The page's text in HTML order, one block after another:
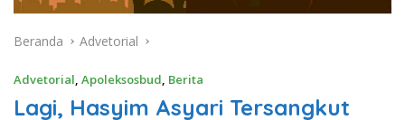
Beranda Advetorial
Advetorial Apoleksosbud Berita
Lagi, Hasyim Asyari Tersangkut